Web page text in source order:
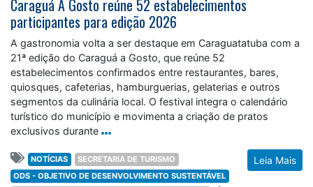
Caraguá A Gosto reúne 52 estabelecimentos
participantes para edição 2026
A gastronomia volta a ser destaque em Caraguatatuba com a
21ª edição do Caraguá a Gosto, que reúne 52
estabelecimentos confirmados entre restaurantes, bares,
quiosques, cafeterias, hamburguerias, gelaterias e outros
segmentos da culinária local. O festival integra o calendário
turístico do município e movimenta a criação de pratos
exclusivos durante
Leia Mais
NOTÍCIAS
SECRETARIA DE TURISMO
ODS - OBJETIVO DE DESENVOLVIMENTO SUSTENTÁVEL